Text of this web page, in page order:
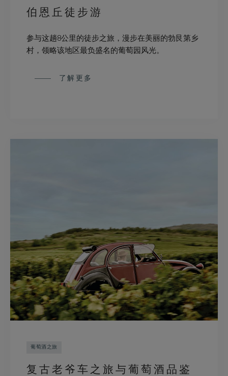
伯恩丘徒步游
参与这趟8公里的徒步之旅，漫步在美丽的勃艮第乡
村，领略该地区最负盛名的葡萄园风光。
了解更多
葡萄酒之旅
复古老爷车之旅与葡萄酒品鉴